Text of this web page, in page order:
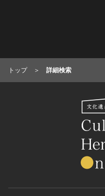
トップ 詳細検索